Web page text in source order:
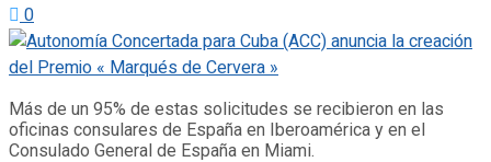
0
Más de un 95% de estas solicitudes se recibieron en las
oficinas consulares de España en Iberoamérica y en el
Consulado General de España en Miami.